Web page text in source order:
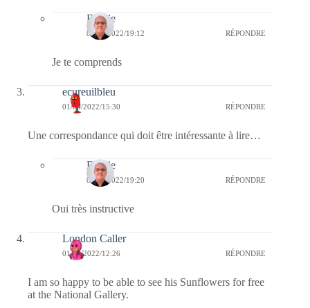
Bernie
01/04/2022/19:12 RÉPONDRE
Je te comprends
ecureuilbleu
01/04/2022/15:30 RÉPONDRE
Une correspondance qui doit être intéressante à lire…
Bernie
01/04/2022/19:20 RÉPONDRE
Oui très instructive
London Caller
01/04/2022/12:26 RÉPONDRE
I am so happy to be able to see his Sunflowers for free
at the National Gallery.